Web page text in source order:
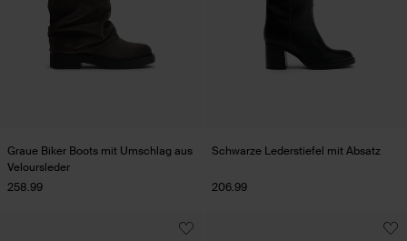
Graue Biker Boots mit Umschlag aus
Veloursleder
258.99
Schwarze Lederstiefel mit Absatz
206.99